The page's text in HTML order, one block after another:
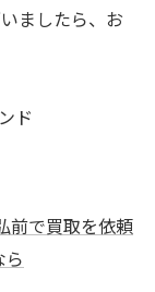
ましたら、お
ド
前で買取を依頼
ら